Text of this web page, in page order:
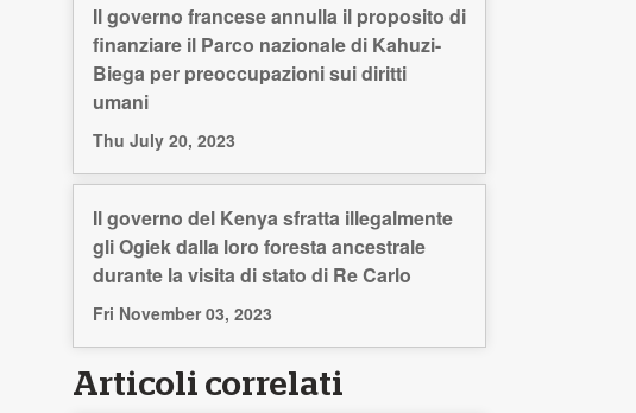
Il governo francese annulla il proposito di
finanziare il Parco nazionale di Kahuzi-
Biega per preoccupazioni sui diritti
umani
Thu July 20, 2023
Il governo del Kenya sfratta illegalmente
gli Ogiek dalla loro foresta ancestrale
durante la visita di stato di Re Carlo
Fri November 03, 2023
Articoli correlati